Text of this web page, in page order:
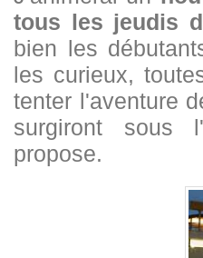
tous les jeudis
bien les
les curieux,
tenter l'aventure
surgiront sous
propose.